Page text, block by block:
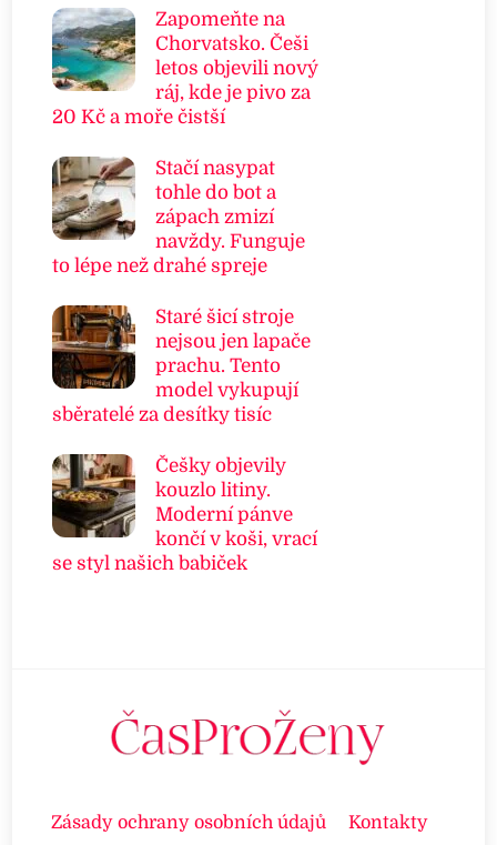
Zapomeňte na
Chorvatsko. Češi
letos objevili nový
ráj, kde je pivo za
20 Kč a moře čistší
Stačí nasypat
tohle do bot a
zápach zmizí
navždy. Funguje
to lépe než drahé spreje
Staré šicí stroje
nejsou jen lapače
prachu. Tento
model vykupují
sběratelé za desítky tisíc
Češky objevily
kouzlo litiny.
Moderní pánve
končí v koši, vrací
se styl našich babiček
Zásady ochrany osobních údajů Kontakty